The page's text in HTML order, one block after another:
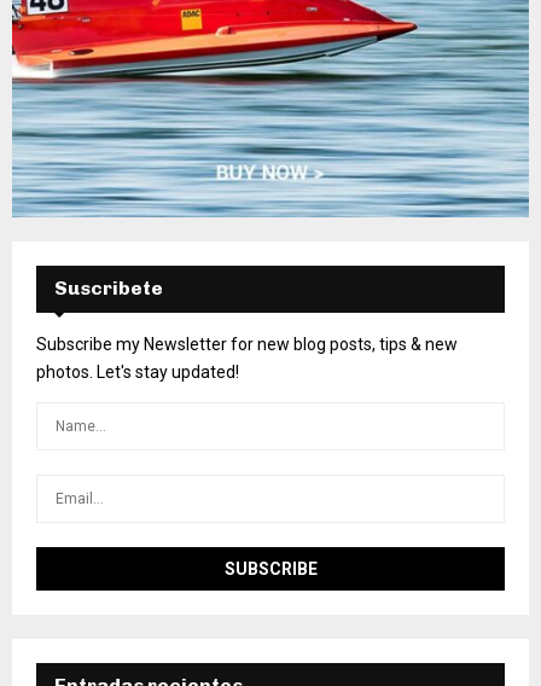
Suscribete
Subscribe my Newsletter for new blog posts, tips & new
photos. Let's stay updated!